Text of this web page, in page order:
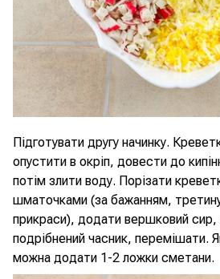
Підготувати другу начинку.
опустити в окріп, довести до
потім злити воду. Порізати
шматочками (за бажанням,
прикраси), додати вершковий сир,
подрібнений часник, перемішати.
можна додати 1-2 ложки сметани.